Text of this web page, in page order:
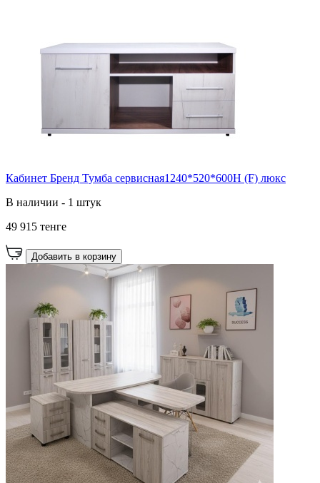
Кабинет Бренд Тумба сервисная1240*520*600Н (F) люкс
В наличии - 1 штук
49 915 тенге
Добавить в корзину